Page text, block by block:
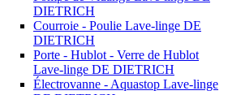
DIETRICH
Courroie - Poulie Lave-linge DE
DIETRICH
Porte - Hublot - Verre de Hublot
Lave-linge DE DIETRICH
Électrovanne - Aquastop Lave-linge